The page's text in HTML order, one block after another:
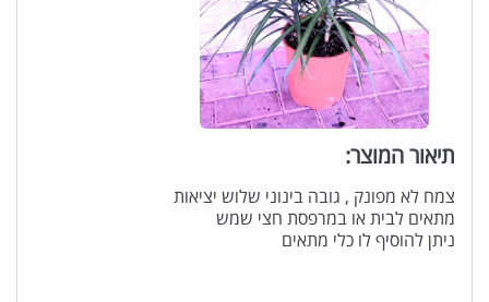
תיאור המוצר:
צמח לא מפונק , גובה בינוני שלוש יציאות
מתאים לבית או במרפסת חצי שמש
ניתן להוסיף לו כלי מתאים